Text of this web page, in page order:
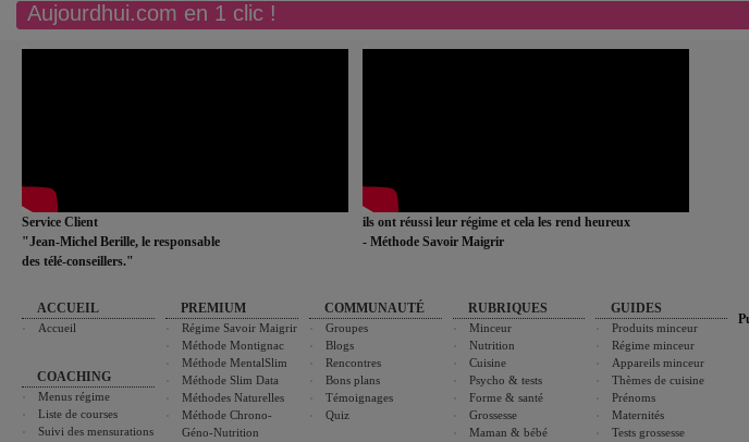
Aujourdhui.com en 1 clic !
Service Client
"Jean-Michel Berille, le responsable
des télé-conseillers."
ils ont réussi leur régime et cela les rend heureux
- Méthode Savoir Maigrir
ACCUEIL
Accueil
COACHING
Menus régime
Liste de courses
Suivi des mensurations
PREMIUM
Régime Savoir Maigrir
Méthode Montignac
Méthode MentalSlim
Méthode Slim Data
Méthodes Naturelles
Méthode Chrono-
Géno-Nutrition
COMMUNAUTÉ
Groupes
Blogs
Rencontres
Bons plans
Témoignages
Quiz
RUBRIQUES
Minceur
Nutrition
Cuisine
Psycho & tests
Forme & santé
Grossesse
Maman & bébé
GUIDES
Produits minceur
Régime minceur
Appareils minceur
Thèmes de cuisine
Prénoms
Maternités
Tests grossesse